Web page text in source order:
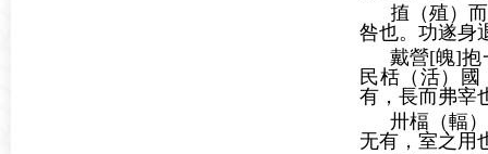
㨁（殖）
咎也。功遂身
戴營[魄]抱
民栝（活）
有，長而弗宰
卅楅（輻
无有，室之用